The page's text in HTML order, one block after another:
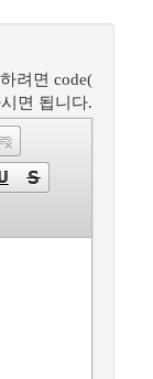
려면 code(
면 됩니다.